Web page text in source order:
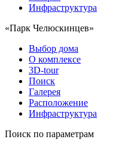
Инфраструктура
«Парк Челюскинцев»
Выбор дома
О комплексе
3D-tour
Поиск
Галерея
Расположение
Инфраструктура
Поиск по параметрам